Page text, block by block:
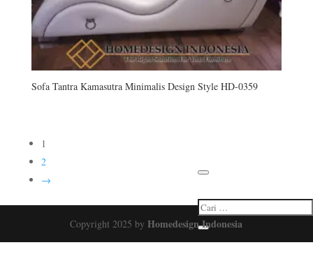
Sofa Tantra Kamasutra Minimalis Design Style HD-0359
1
2
→
Copyright 2025 byHomedesign Indonesia